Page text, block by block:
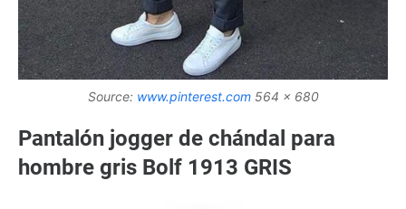
Source: www.pinterest.com564 x 680
Pantalón jogger de chándal para
hombre gris Bolf 1913 GRIS